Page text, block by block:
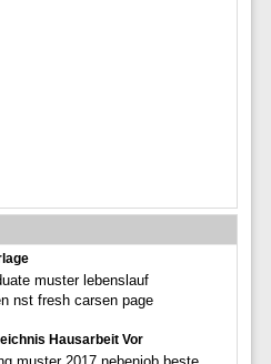
muster lebenslauf
nst fresh carsen page
Hausarbeit Vor